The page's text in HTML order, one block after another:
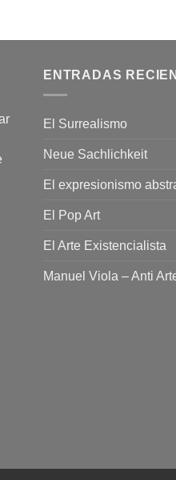
ENTRADAS
El Surrealismo
Neue Sachlichkeit
El expresionismo
El Pop Art
El Arte Existencialista
Manuel Viola – Anti